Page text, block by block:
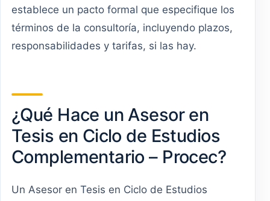
establece un pacto formal que especifique los
términos de la consultoría, incluyendo plazos,
responsabilidades y tarifas, si las hay.
¿Qué Hace un Asesor en
Tesis en Ciclo de Estudios
Complementario – Procec?
Un Asesor en Tesis en Ciclo de Estudios